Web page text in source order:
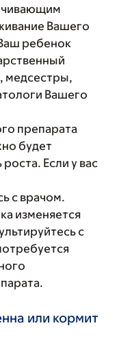
Вашего
ребенок
медсестры,
Вашего
препарата
будет
Если у вас
с врачом.
изменяется
с
или кормит